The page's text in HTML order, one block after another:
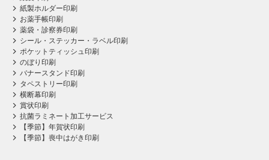
紙製ホルダー印刷
お薬手帳印刷
薬袋・診察券印刷
シール・ステッカー・ラベル印刷
ポケットティッシュ印刷
のぼり印刷
バナースタンド印刷
タペストリー印刷
横断幕印刷
賞状印刷
抗菌ラミネート加工サービス
【季節】年賀状印刷
【季節】喪中はがき印刷